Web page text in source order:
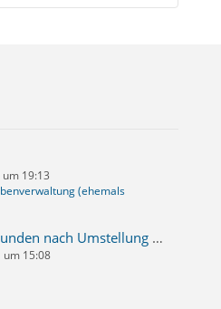
19:13
(ehemals
Aufgaben sind verschwunden nach Umstellung auf T-Online-E-Mailcenter mit TBSync
um 15:08